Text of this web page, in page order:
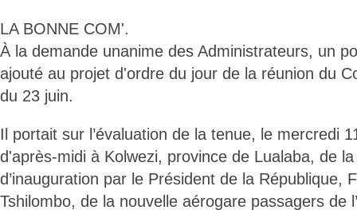
LA BONNE COM'.
À la demande unanime des Administrateurs, un
ajouté au projet d'ordre du jour de la réunion du
du 23 juin.
Il portait sur l’évaluation de la tenue, le mercredi
d'après-midi à Kolwezi, province de Lualaba, de
d’inauguration par le Président de la République,
Tshilombo, de la nouvelle aérogare passagers de